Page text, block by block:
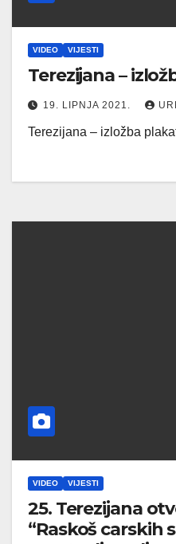
VIDEO VIJESTI
Terezijana –
19. LIPNJA 2021.
Terezijana – izložba
VIDEO VIJESTI
25. Terezijana
“Raskoš carskih